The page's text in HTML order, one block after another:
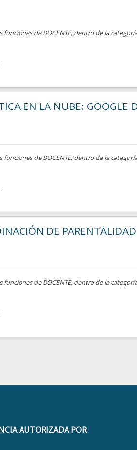
funciones de DOCENTE, dentro de la
EN LA NUBE: GOOGLE
funciones de DOCENTE, dentro de la
DE PARENTALIDAD
funciones de DOCENTE, dentro de la
AUTORIZADA POR